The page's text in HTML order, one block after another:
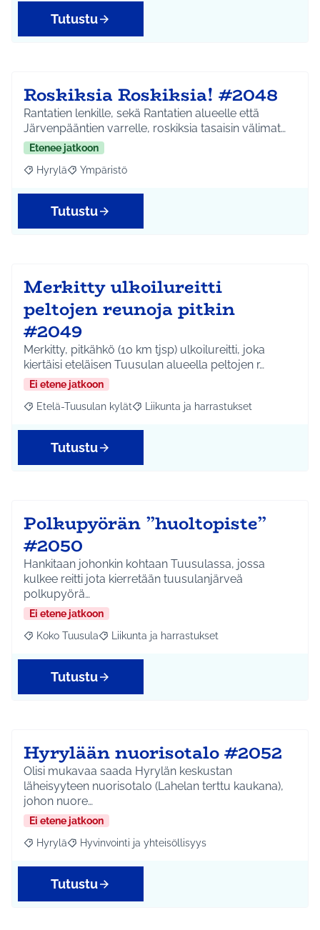
Tutustu
Roskiksia Roskiksia! #2048
Rantatien lenkille, sekä Rantatien alueelle että
Järvenpääntien varrelle, roskiksia tasaisin välimat…
Etenee jatkoon
Rajaa tulokset aihepiirin mukaan: Hyrylä
Hyrylä Rajaa tulokset teeman mukaan: Ympäristö
Ympäristö
Tutustu
Merkitty ulkoilureitti
peltojen reunoja pitkin
#2049
Merkitty, pitkähkö (10 km tjsp) ulkoilureitti, joka
kiertäisi eteläisen Tuusulan alueella peltojen r…
Ei etene jatkoon
Rajaa tulokset aihepiirin mukaan: Etelä-Tuusulan kylät
Etelä-Tuusulan kylät Rajaa tulokset teeman mukaan:
Liikunta ja harrastukset
Tutustu
Polkupyörän ”huoltopiste”
#2050
Hankitaan johonkin kohtaan Tuusulassa, jossa
kulkee reitti jota kierretään tuusulanjärveä
polkupyörä…
Ei etene jatkoon
Rajaa tulokset aihepiirin mukaan: Koko Tuusula
Koko Tuusula Rajaa tulokset teeman mukaan: Liikunta ja
Liikunta ja harrastukset
Tutustu
Hyrylään nuorisotalo #2052
Olisi mukavaa saada Hyrylän keskustan
läheisyyteen nuorisotalo (Lahelan terttu kaukana),
johon nuore…
Ei etene jatkoon
Rajaa tulokset aihepiirin mukaan: Hyrylä
Hyrylä Rajaa tulokset teeman mukaan: Hyvinvointi ja
Hyvinvointi ja yhteisöllisyys
Tutustu